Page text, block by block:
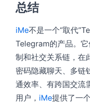
总结
iMe不是一个“取代
Telegram的产品。
制和社交关系链，在
密码隐藏聊天、多链
通效率、有跨国交流
用户， iMe提供了一